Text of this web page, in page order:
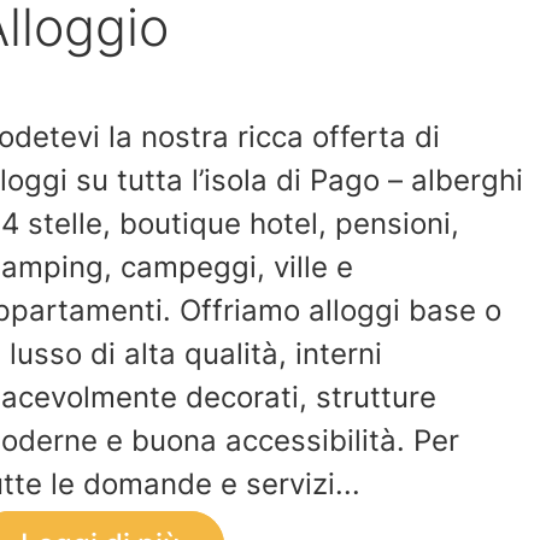
la nostra ricca offerta di
su tutta l’isola di Pago – alberghi
stelle, boutique hotel, pensioni,
campeggi, ville e
Offriamo alloggi base o
lusso di alta qualità, interni
decorati, strutture
e buona accessibilità. Per
le domande e servizi...